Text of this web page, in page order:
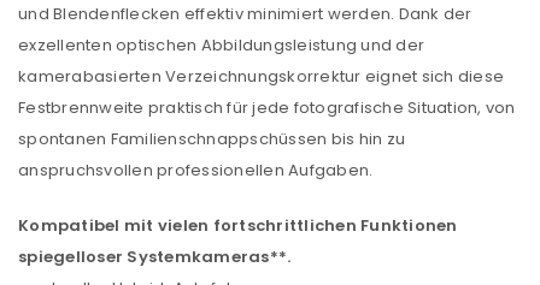
und Blendenflecken effektiv minimiert werden. Dank der
exzellenten optischen Abbildungsleistung und der
kamerabasierten Verzeichnungskorrektur eignet sich diese
Festbrennweite praktisch für jede fotografische Situation, von
spontanen Familienschnappschüssen bis hin zu
anspruchsvollen professionellen Aufgaben.
Kompatibel mit vielen fortschrittlichen Funktionen
spiegelloser Systemkameras**.